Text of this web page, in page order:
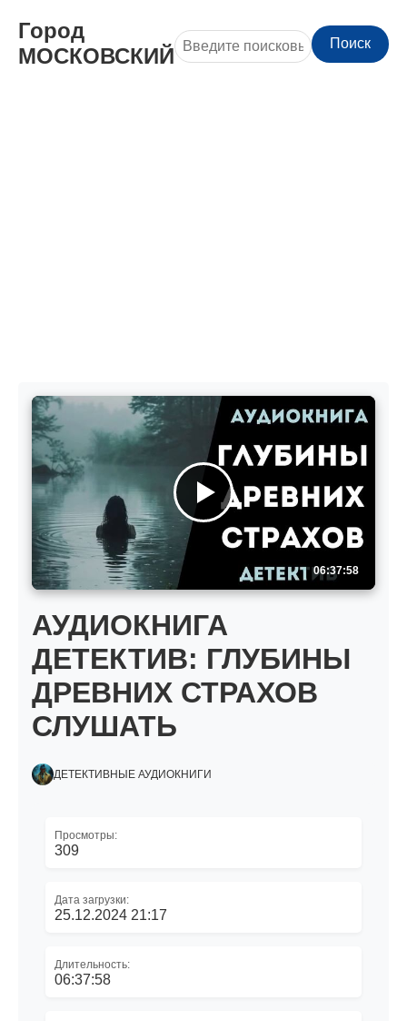
Город
МОСКОВСКИЙ
Поиск
06:37:58
АУДИОКНИГА
ДЕТЕКТИВ: ГЛУБИНЫ
ДРЕВНИХ СТРАХОВ
СЛУШАТЬ
ДЕТЕКТИВНЫЕ АУДИОКНИГИ
Просмотры:
309
Дата загрузки:
25.12.2024 21:17
Длительность:
06:37:58